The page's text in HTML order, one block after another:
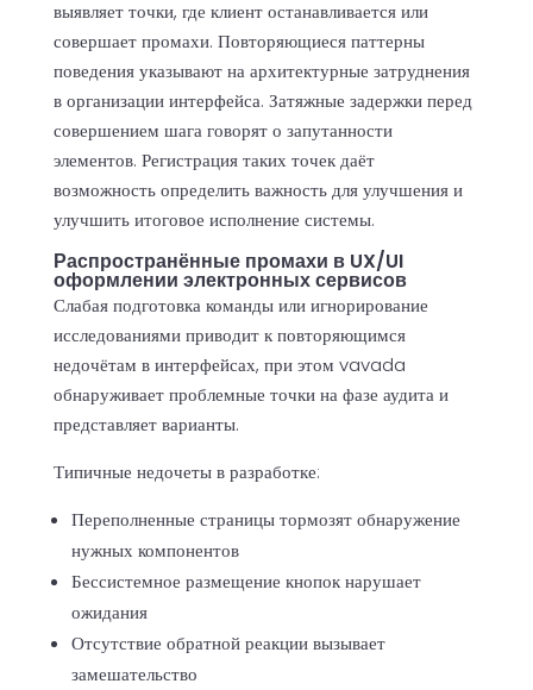
выявляет точки, где клиент останавливается или
совершает промахи. Повторяющиеся паттерны
поведения указывают на архитектурные затруднения
в организации интерфейса. Затяжные задержки перед
совершением шага говорят о запутанности
элементов. Регистрация таких точек даёт
возможность определить важность для улучшения и
улучшить итоговое исполнение системы.
Распространённые промахи в UX/UI
оформлении электронных сервисов
Слабая подготовка команды или игнорирование
исследованиями приводит к повторяющимся
недочётам в интерфейсах, при этом vavada
обнаруживает проблемные точки на фазе аудита и
представляет варианты.
Типичные недочеты в разработке:
Переполненные страницы тормозят обнаружение
нужных компонентов
Бессистемное размещение кнопок нарушает
ожидания
Отсутствие обратной реакции вызывает
замешательство